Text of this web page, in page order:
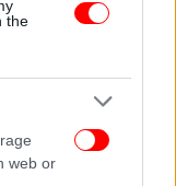
the
web or